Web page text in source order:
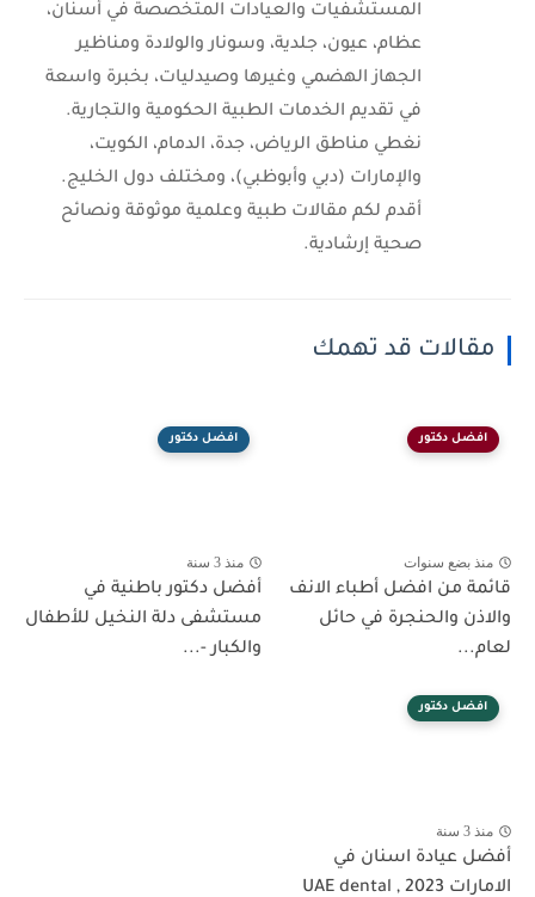
المستشفيات والعيادات المتخصصة في أسنان،
عظام، عيون، جلدية، وسونار والولادة ومناظير
الجهاز الهضمي وغيرها وصيدليات، بخبرة واسعة
في تقديم الخدمات الطبية الحكومية والتجارية.
نغطي مناطق الرياض، جدة، الدمام، الكويت،
والإمارات (دبي وأبوظبي)، ومختلف دول الخليج.
أقدم لكم مقالات طبية وعلمية موثوقة ونصائح
صحية إرشادية.
مقالات قد تهمك
افضل دكتور
منذ بضع سنوات
قائمة من افضل أطباء الانف
والاذن والحنجرة في حائل
لعام...
افضل دكتور
منذ 3 سنة
أفضل دكتور باطنية في
مستشفى دلة النخيل للأطفال
والكبار -...
افضل دكتور
منذ 3 سنة
أفضل عيادة اسنان في
الامارات 2023 , UAE dental